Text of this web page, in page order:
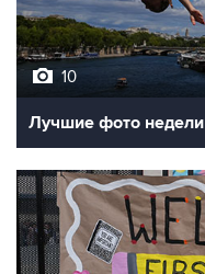
10
Лучшие фото недели